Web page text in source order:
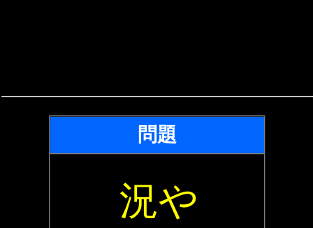
問題
況や